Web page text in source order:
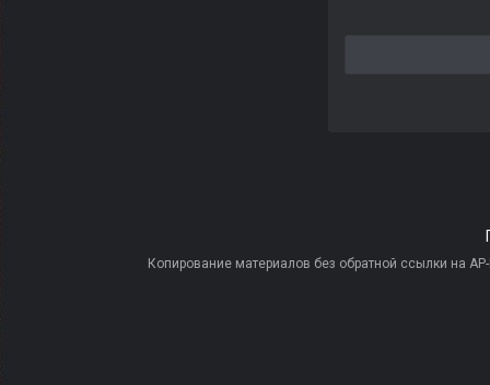
Копирование материалов без обратной ссылки на